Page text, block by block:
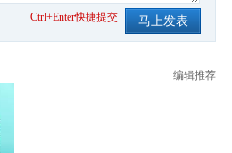
Ctrl+Enter快捷提交
编辑推荐